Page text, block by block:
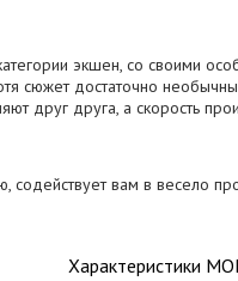
экшен, со своими
сюжет достаточно
друг друга, а скорость
содействует вам в весело
Характеристики